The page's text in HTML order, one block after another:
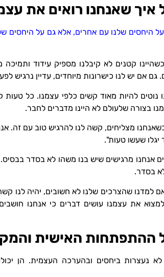
איך שאנחנו רואים את
היחסים שלנו עם אחרים, אלא גם על היחסים
קטנים לא קיבלנו מספיק עידוד ותמיכה
גם אם יש לנו כישרונות מיוחדים, עדיין נרגיש
נוטים להיות מאוד קשים כלפי עצמנו. כל טעות
בצורה שלעולם לא היינו מדברים לחבר.
מצליחים, קשה לנו להרגיש טוב עם זה.
שעשו טעות".
אנחנו מרגישים שיש בנו משהו לא בסדר
בסדר.
אם למדנו שהצרכים שלנו לא חשובים, יהיה לנו
למצוא את עצמנו עושים דברים כי אנחנו
ההתפתחות האישית
נעצרות ביחסים ובהערכה העצמית. הן